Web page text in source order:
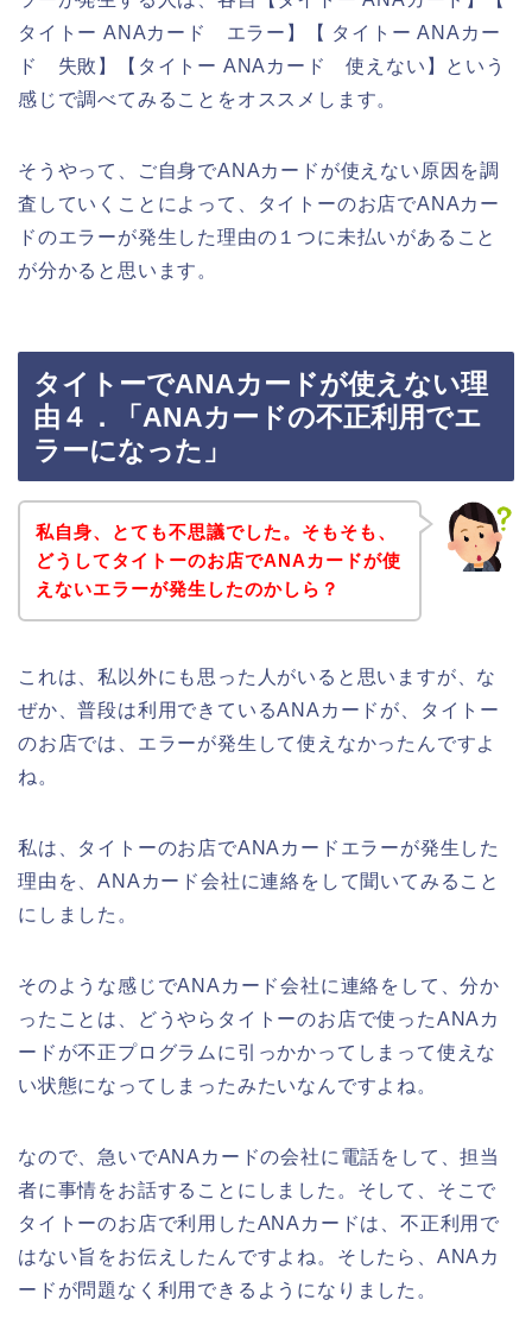
タイトー ANAカード エラー】【 タイトー ANAカー
ド 失敗】【タイトー ANAカード 使えない】という
感じで調べてみることをオススメします。
そうやって、ご自身でANAカードが使えない原因を調
査していくことによって、タイトーのお店でANAカー
ドのエラーが発生した理由の１つに未払いがあること
が分かると思います。
タイトーでANAカードが使えない理
由４．「ANAカードの不正利用でエ
ラーになった」
私自身、とても不思議でした。そもそも、
どうしてタイトーのお店でANAカードが使
えないエラーが発生したのかしら？
これは、私以外にも思った人がいると思いますが、な
ぜか、普段は利用できているANAカードが、タイトー
のお店では、エラーが発生して使えなかったんですよ
ね。
私は、タイトーのお店でANAカードエラーが発生した
理由を、ANAカード会社に連絡をして聞いてみること
にしました。
そのような感じでANAカード会社に連絡をして、分か
ったことは、どうやらタイトーのお店で使ったANAカ
ードが不正プログラムに引っかかってしまって使えな
い状態になってしまったみたいなんですよね。
なので、急いでANAカードの会社に電話をして、担当
者に事情をお話することにしました。そして、そこで
タイトーのお店で利用したANAカードは、不正利用で
はない旨をお伝えしたんですよね。そしたら、ANAカ
ードが問題なく利用できるようになりました。